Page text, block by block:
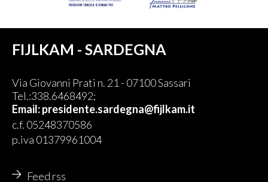
FIJLKAM - SARDEGNA
Via Giovanni Prati n. 21 - 07100 Sassari
Tel.:338.6468492;
Email:presidente.sardegna@fijlkam.it
c.f. 05248370586
p.iva 01379961004
Feed rss